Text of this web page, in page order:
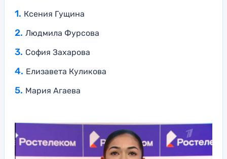
Ксения Гущина
Людмила Фурсова
София Захарова
Елизавета Куликова
Мария Агаева